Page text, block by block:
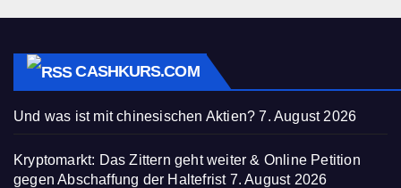
CASHKURS.COM
Und was ist mit chinesischen Aktien? 7. August 2026
Kryptomarkt: Das Zittern geht weiter & Online Petition
gegen Abschaffung der Haltefrist 7. August 2026